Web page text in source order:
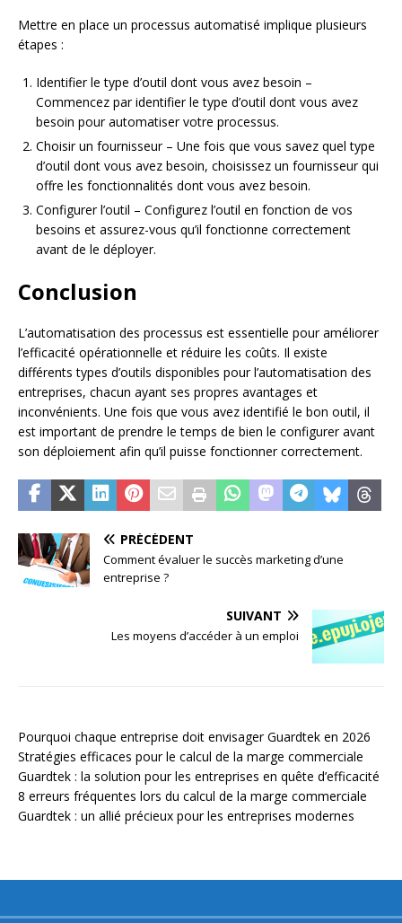
Mettre en place un processus automatisé implique plusieurs
étapes :
Identifier le type d’outil dont vous avez besoin –
Commencez par identifier le type d’outil dont vous avez
besoin pour automatiser votre processus.
Choisir un fournisseur – Une fois que vous savez quel type
d’outil dont vous avez besoin, choisissez un fournisseur qui
offre les fonctionnalités dont vous avez besoin.
Configurer l’outil – Configurez l’outil en fonction de vos
besoins et assurez-vous qu’il fonctionne correctement
avant de le déployer.
Conclusion
L’automatisation des processus est essentielle pour améliorer
l’efficacité opérationnelle et réduire les coûts. Il existe
différents types d’outils disponibles pour l’automatisation des
entreprises, chacun ayant ses propres avantages et
inconvénients. Une fois que vous avez identifié le bon outil, il
est important de prendre le temps de bien le configurer avant
son déploiement afin qu’il puisse fonctionner correctement.
PRÉCÉDENT
Comment évaluer le succès marketing d’une
entreprise ?
SUIVANT
Les moyens d’accéder à un emploi
Pourquoi chaque entreprise doit envisager Guardtek en 2026
Stratégies efficaces pour le calcul de la marge commerciale
Guardtek : la solution pour les entreprises en quête d’efficacité
8 erreurs fréquentes lors du calcul de la marge commerciale
Guardtek : un allié précieux pour les entreprises modernes